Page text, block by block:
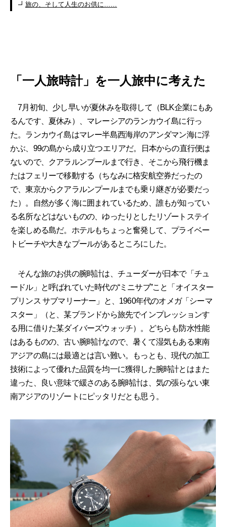
旅の、そして人生のお供に……
「一人旅時計」を一人旅中に考えた
7月初旬、少し早いが夏休みを取得して（BLK企業にもあ
るんです、夏休み）、マレーシアのランカウイ島に行っ
た。ランカウイ島はマレー半島西海岸のアンダマン海に浮
かぶ、99の島から成り立つエリアだ。日本からの直行便は
ないので、クアラルンプールまで行き、そこから飛行機ま
たはフェリーで移動する（ちなみに格安航空券だったの
で、東京からクアラルンプールまでも乗り継ぎが必要だっ
た）。自然が多く海に囲まれているため、誰もが知ってい
る名所などはないものの、ゆったりとしたリゾートステイ
を楽しめる島だ。ホテルもちょっと奮発して、プライベー
トビーチや大きなプールがあるところにした。
そんな旅のお供の腕時計は、チューダーが日本で「チュ
ードル」と呼ばれていた時代の“ミニサブ”こと「オイスター
プリンス サブマリーナー」と、1960年代のオメガ「シーマ
スター」（と、某ブランドから旅先でインプレッションす
る用に借りた某ダイバーズウォッチ）。どちらも防水性能
はあるものの、古い腕時計なので、暑くて湿気もある東南
アジアの島には最適とは言い難い。もっとも、現代の加工
技術によって優れた品質を均一に獲得した腕時計とはまた
違った、良い意味で緩さのある腕時計は、気の張らない東
南アジアのリゾートにピッタリだとも思う。